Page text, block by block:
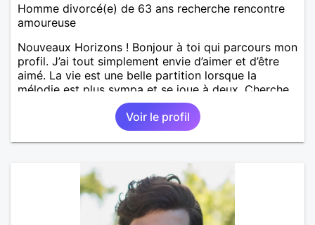
Homme divorcé(e) de 63 ans recherche rencontre
amoureuse
Nouveaux Horizons ! Bonjour à toi qui parcours mon
profil. J’ai tout simplement envie d’aimer et d’être
aimé. La vie est une belle partition lorsque la
mélodie est plus sympa et se joue à deux. Cherche
C.D.I câlin à durée indéterminé. A la recherche de
simplicité tout en étant dans le respect de chacun.
Laissons le destin faire le reste. Au plaisir
d'échanger.
Voir le profil